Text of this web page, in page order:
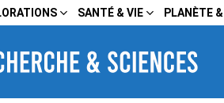
SANTÉ & VIE PLANÈTE